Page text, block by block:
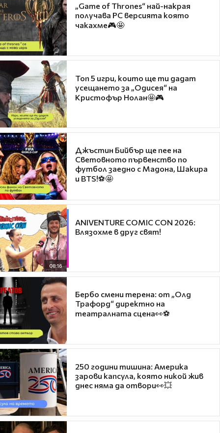
„Game of Thrones“ най-накрая
получава PC версията която
чакахме🎮🤩
Топ 5 игри, които ще ти дадат
усещането за „Одисея“ на
Кристофър Нолан🤩🎮
Джъстин Бийбър ще пее на
Световното първенство по
футбол заедно с Мадона, Шакира
и BTS!⚽🤩
08:16
ANIVENTURE COMIC CON 2026:
Влязохме в друг свят!
Бербо смени терена: от „Олд
Трафорд“ директно на
театралната сцена👀⚽
250 години тишина: Америка
зарови капсула, която никой жив
днес няма да отвори👀💥